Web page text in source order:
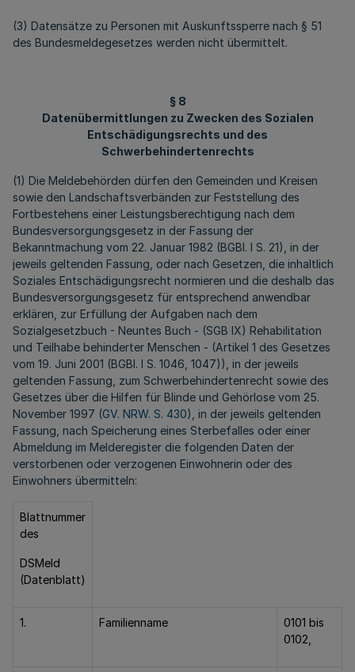
(3) Datensätze zu Personen mit Auskunftssperre nach § 51
des Bundesmeldegesetzes werden nicht übermittelt.
§ 8
Datenübermittlungen zu Zwecken des Sozialen
Entschädigungsrechts und des
Schwerbehindertenrechts
(1) Die Meldebehörden dürfen den Gemeinden und Kreisen
sowie den Landschaftsverbänden zur Feststellung des
Fortbestehens einer Leistungsberechtigung nach dem
Bundesversorgungsgesetz in der Fassung der
Bekanntmachung vom 22. Januar 1982 (BGBl. I S. 21), in der
jeweils geltenden Fassung, oder nach Gesetzen, die inhaltlich
Soziales Entschädigungsrecht normieren und die deshalb das
Bundesversorgungsgesetz für entsprechend anwendbar
erklären, zur Erfüllung der Aufgaben nach dem
Sozialgesetzbuch - Neuntes Buch - (SGB IX) Rehabilitation
und Teilhabe behinderter Menschen - (Artikel 1 des Gesetzes
vom 19. Juni 2001 (BGBl. I S. 1046, 1047)), in der jeweils
geltenden Fassung, zum Schwerbehindertenrecht sowie des
Gesetzes über die Hilfen für Blinde und Gehörlose vom 25.
November 1997 (GV. NRW. S. 430), in der jeweils geltenden
Fassung, nach Speicherung eines Sterbefalles oder einer
Abmeldung im Melderegister die folgenden Daten der
verstorbenen oder verzogenen Einwohnerin oder des
Einwohners übermitteln:
Blattnummer
des
DSMeld
(Datenblatt)
1. Familienname
0101 bis
0102,